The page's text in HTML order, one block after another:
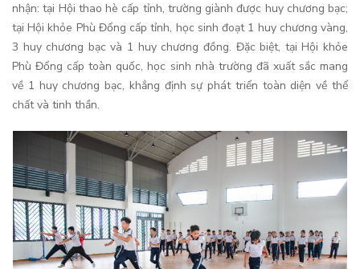
nhận: tại Hội thao hè cấp tỉnh, trường giành được huy chương bạc;
tại Hội khỏe Phù Đổng cấp tỉnh, học sinh đoạt 1 huy chương vàng,
3 huy chương bạc và 1 huy chương đồng. Đặc biệt, tại Hội khỏe
Phù Đổng cấp toàn quốc, học sinh nhà trường đã xuất sắc mang
về 1 huy chương bạc, khẳng định sự phát triển toàn diện về thể
chất và tinh thần.